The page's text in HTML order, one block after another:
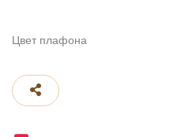
Цвет плафона